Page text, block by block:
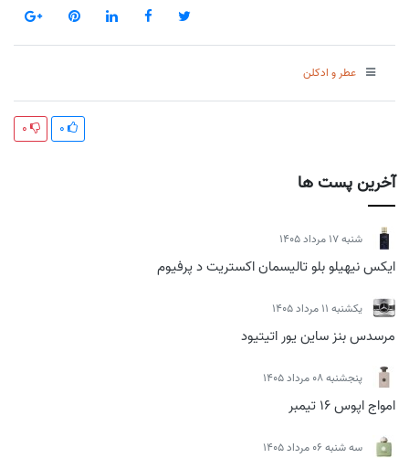
آخرین پست ها
شنبه 17 مرداد 1405
ایکس نیهیلو بلو تالیسمان اکستریت د پرفیوم
يكشنبه 11 مرداد 1405
مرسدس بنز ساین یور اتیتیود
پنجشنبه 08 مرداد 1405
امواج اپوس 16 تیمبر
سه شنبه 06 مرداد 1405
عطر و ادکلن